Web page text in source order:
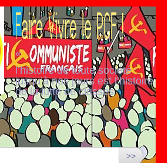
«
l’histoire de toute société
jusqu’à nos jours est l’histoire
de la lutte de classes
>>